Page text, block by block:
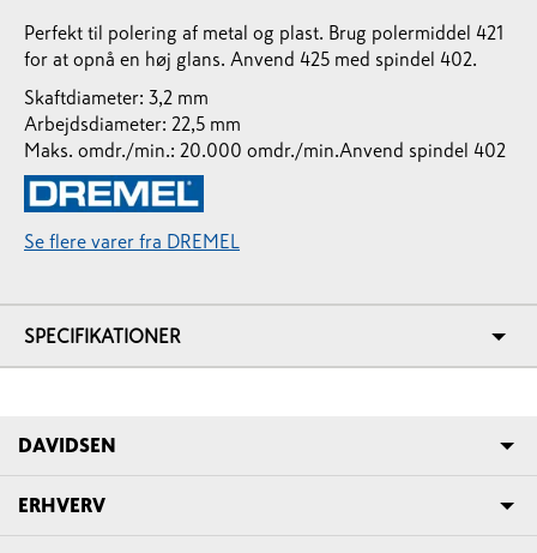
Perfekt til polering af metal og plast. Brug polermiddel 421
for at opnå en høj glans. Anvend 425 med spindel 402.
Skaftdiameter: 3,2 mm
Arbejdsdiameter: 22,5 mm
Maks. omdr./min.: 20.000 omdr./min. Anvend spindel 402
Se flere varer fra DREMEL
SPECIFIKATIONER
DAVIDSEN
ERHVERV